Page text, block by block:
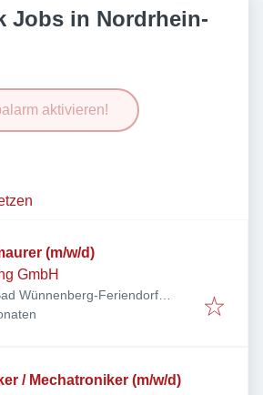
Jobs in Nordrhein-
aktivieren!
(m/w/d)
GmbH
Wünnenberg-Feriendorf
Deutschland
:
/ Mechatroniker (m/w/d)